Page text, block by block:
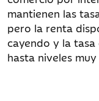
mantienen las
pero la renta
cayendo y la
hasta niveles